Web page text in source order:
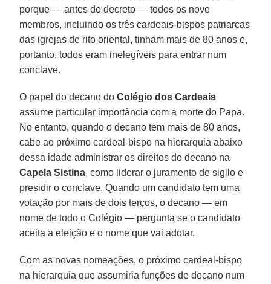
porque — antes do decreto — todos os nove
membros, incluindo os três cardeais-bispos patriarcas
das igrejas de rito oriental, tinham mais de 80 anos e,
portanto, todos eram inelegíveis para entrar num
conclave.
O papel do decano doColégio dos Cardeais
assume particular importância com a morte do Papa.
No entanto, quando o decano tem mais de 80 anos,
cabe ao próximo cardeal-bispo na hierarquia abaixo
dessa idade administrar os direitos do decano na
Capela Sistina, como liderar o juramento de sigilo e
presidir o conclave. Quando um candidato tem uma
votação por mais de dois terços, o decano — em
nome de todo o Colégio — pergunta se o candidato
aceita a eleição e o nome que vai adotar.
Com as novas nomeações, o próximo cardeal-bispo
na hierarquia que assumiria funções de decano num